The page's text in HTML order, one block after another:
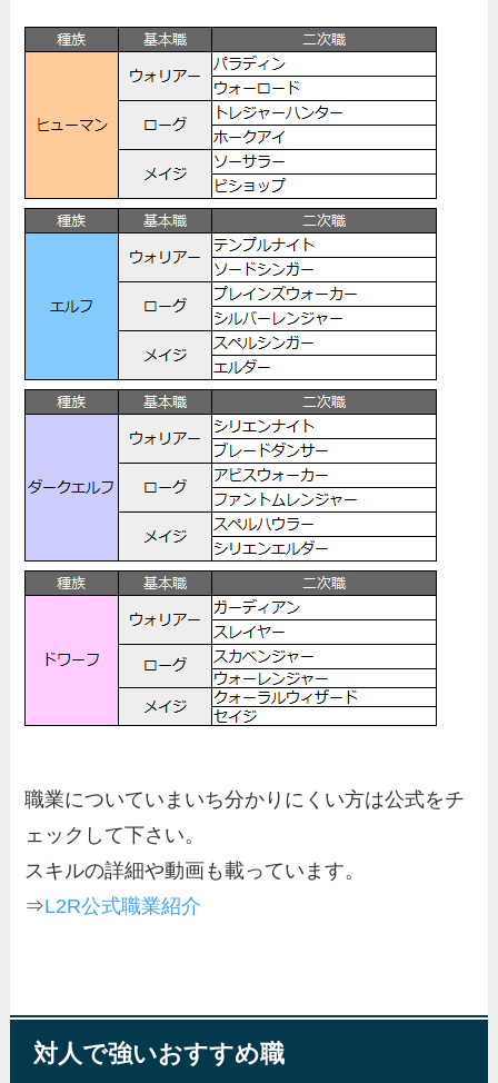
職業についていまいち分かりにくい方は公式をチ
ェックして下さい。
スキルの詳細や動画も載っています。
⇒L2R公式職業紹介
対人で強いおすすめ職